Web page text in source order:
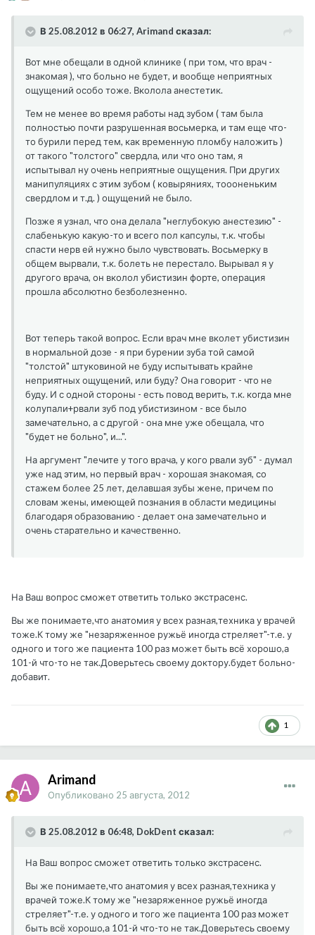
В 25.08.2012 в 06:27, Arimand сказал:
Вот мне обещали в одной клинике ( при том, что врач -
знакомая ), что больно не будет, и вообще неприятных
ощущений особо тоже. Вколола анестетик.
Тем не менее во время работы над зубом ( там была
полностью почти разрушенная восьмерка, и там еще что-
то бурили перед тем, как временную пломбу наложить )
от такого "толстого" свердла, или что оно там, я
испытывал ну очень неприятные ощущения. При других
манипуляциях с этим зубом ( ковыряниях, тоооненьким
свердлом и т.д. ) ощущений не было.
Позже я узнал, что она делала "неглубокую анестезию" -
слабенькую какую-то и всего пол капсулы, т.к. чтобы
спасти нерв ей нужно было чувствовать. Восьмерку в
общем вырвали, т.к. болеть не перестало. Вырывал я у
другого врача, он вколол убистизин форте, операция
прошла абсолютно безболезненно.
Вот теперь такой вопрос. Если врач мне вколет убистизин
в нормальной дозе - я при бурении зуба той самой
"толстой" штуковиной не буду испытывать крайне
неприятных ощущений, или буду? Она говорит - что не
буду. И с одной стороны - есть повод верить, т.к. когда мне
колупали+рвали зуб под убистизином - все было
замечательно, а с другой - она мне уже обещала, что
"будет не больно", и...".
На аргумент "лечите у того врача, у кого рвали зуб" - думал
уже над этим, но первый врач - хорошая знакомая, со
стажем более 25 лет, делавшая зубы жене, причем по
словам жены, имеющей познания в области медицины
благодаря образованию - делает она замечательно и
очень старательно и качественно.
На Ваш вопрос сможет ответить только экстрасенс.
Вы же понимаете,что анатомия у всех разная,техника у врачей
тоже.К тому же "незаряженное ружьё иногда стреляет"-т.е. у
одного и того же пациента 100 раз может быть всё хорошо,а
101-й что-то не так.Доверьтесь своему доктору.будет больно-
добавит.
1
Arimand
Опубликовано 25 августа, 2012
В 25.08.2012 в 06:48, DokDent сказал:
На Ваш вопрос сможет ответить только экстрасенс.
Вы же понимаете,что анатомия у всех разная,техника у
врачей тоже.К тому же "незаряженное ружьё иногда
стреляет"-т.е. у одного и того же пациента 100 раз может
быть всё хорошо,а 101-й что-то не так.Доверьтесь своему